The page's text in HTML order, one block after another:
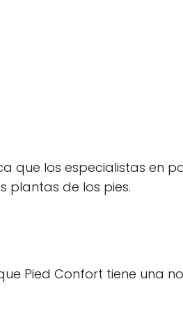
que los especialistas en
plantas de los pies.
Pied Confort tiene una